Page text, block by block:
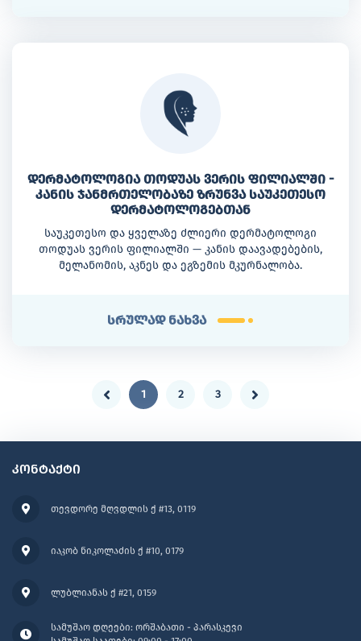
დერმატოლოგია თოდუას ვერის ფილიალში -
კანის ჯანმრთელობაზე ზრუნვა საუკეთესო
დერმატოლოგებთან
საუკეთესო და ყველაზე ძლიერი დერმატოლოგი
თოდუას ვერის ფილიალში — კანის დაავადებების,
მელანომის, აკნეს და ეგზემის მკურნალობა.
სრულად ნახვა
1 2 3
კონტაქტი
თევდორე მღვდლის ქ #13, 0119
სამუშაო დღეები: ორშაბათი - პარასკევი
იაკობ ნიკოლაძის ქ #10, 0179
ლუბლიანას ქ #21, 0159